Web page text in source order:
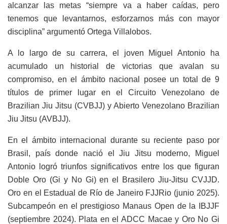
alcanzar las metas “siempre va a haber caídas, pero
tenemos que levantarnos, esforzarnos más con mayor
disciplina” argumentó Ortega Villalobos.
A lo largo de su carrera, el joven Miguel Antonio ha
acumulado un historial de victorias que avalan su
compromiso, en el ámbito nacional posee un total de 9
títulos de primer lugar en el Circuito Venezolano de
Brazilian Jiu Jitsu (CVBJJ) y Abierto Venezolano Brazilian
Jiu Jitsu (AVBJJ).
En el ámbito internacional durante su reciente paso por
Brasil, país donde nació el Jiu Jitsu moderno, Miguel
Antonio logró triunfos significativos entre los que figuran
Doble Oro (Gi y No Gi) en el Brasilero Jiu-Jitsu CVJJD.
Oro en el Estadual de Río de Janeiro FJJRio (junio 2025).
Subcampeón en el prestigioso Manaus Open de la IBJJF
(septiembre 2024). Plata en el ADCC Macae y Oro No Gi